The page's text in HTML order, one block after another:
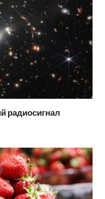
радиосигнал